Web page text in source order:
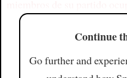
Continue
Go further and